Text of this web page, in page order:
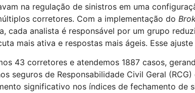
na regulação de sinistros em uma
corretores. Com a implementação do
cada analista é responsável por um grupo
mais ativa e respostas mais ágeis. Esse
43 corretores e atendemos 1887 casos,
seguros de Responsabilidade Civil Geral (RCG)
significativo nos índices de fechamento de